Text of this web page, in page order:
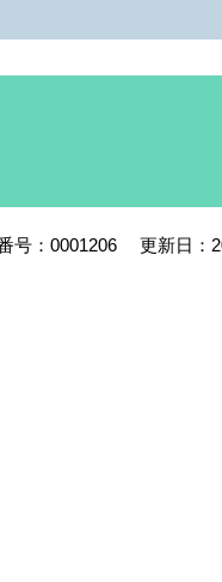
号：0001206 更新日：